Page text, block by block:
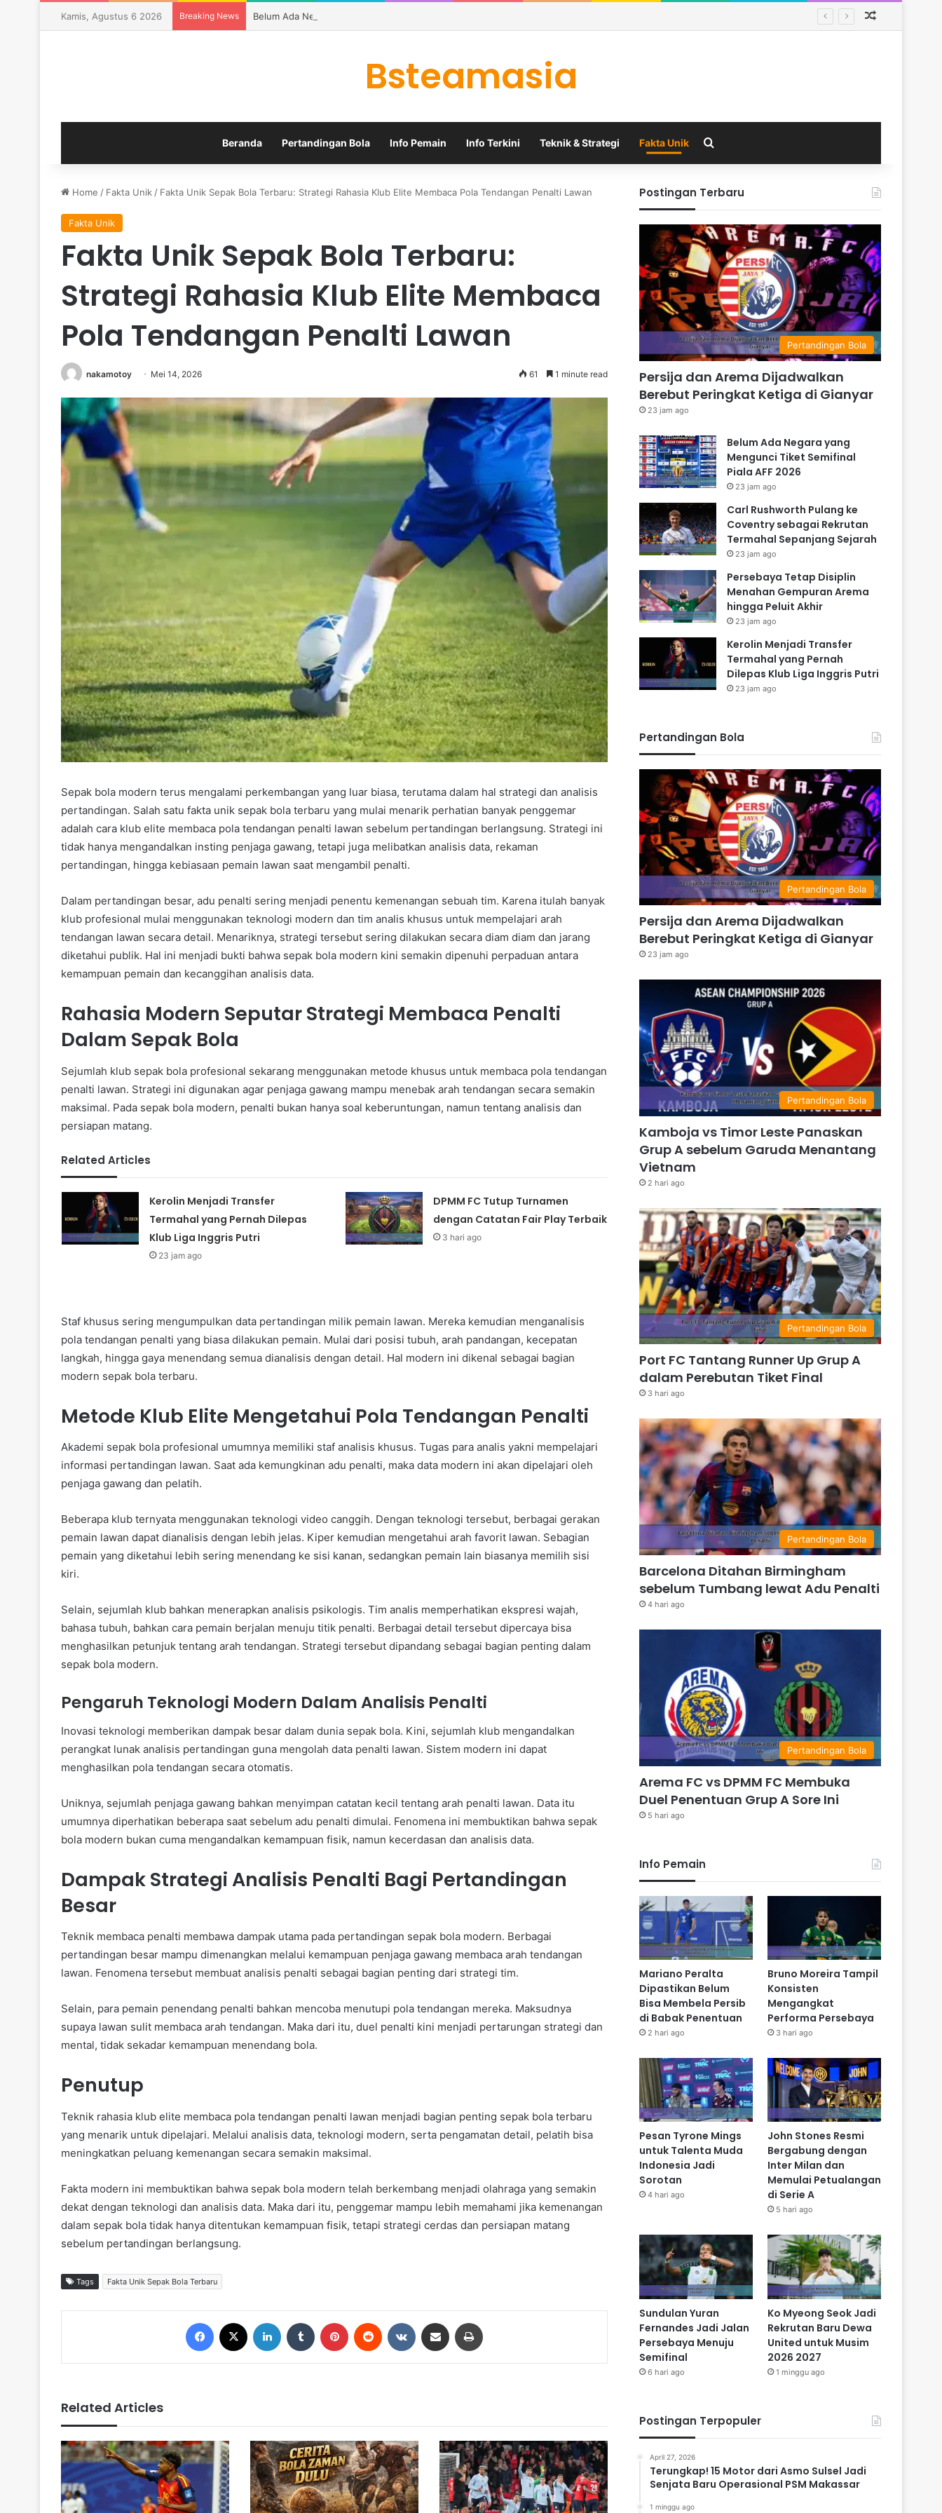
Kamis, Agustus 6 2026 Breaking News Belum Ada Negara yang Mengunci Tiket Semifinal Piala AFF 2026
Bsteamasia
Beranda Pertandingan Bola Info Pemain Info Terkini Teknik & Strategi Fakta Unik
Home / Fakta Unik / Fakta Unik Sepak Bola Terbaru: Strategi Rahasia Klub Elite Membaca Pola Tendangan Penalti Lawan
Fakta Unik
Fakta Unik Sepak Bola Terbaru:
Strategi Rahasia Klub Elite Membaca
Pola Tendangan Penalti Lawan
nakamotoy Mei 14, 2026 61 1 minute read
Sepak bola modern terus mengalami perkembangan yang luar biasa, terutama dalam hal strategi dan analisis
pertandingan. Salah satu fakta unik sepak bola terbaru yang mulai menarik perhatian banyak penggemar
adalah cara klub elite membaca pola tendangan penalti lawan sebelum pertandingan berlangsung. Strategi ini
tidak hanya mengandalkan insting penjaga gawang, tetapi juga melibatkan analisis data, rekaman
pertandingan, hingga kebiasaan pemain lawan saat mengambil penalti.
Dalam pertandingan besar, adu penalti sering menjadi penentu kemenangan sebuah tim. Karena itulah banyak
klub profesional mulai menggunakan teknologi modern dan tim analis khusus untuk mempelajari arah
tendangan lawan secara detail. Menariknya, strategi tersebut sering dilakukan secara diam diam dan jarang
diketahui publik. Hal ini menjadi bukti bahwa sepak bola modern kini semakin dipenuhi perpaduan antara
kemampuan pemain dan kecanggihan analisis data.
Rahasia Modern Seputar Strategi Membaca Penalti
Dalam Sepak Bola
Sejumlah klub sepak bola profesional sekarang menggunakan metode khusus untuk membaca pola tendangan
penalti lawan. Strategi ini digunakan agar penjaga gawang mampu menebak arah tendangan secara semakin
maksimal. Pada sepak bola modern, penalti bukan hanya soal keberuntungan, namun tentang analisis dan
persiapan matang.
Related Articles
Kerolin Menjadi Transfer
Termahal yang Pernah Dilepas
Klub Liga Inggris Putri
23 jam ago
DPMM FC Tutup Turnamen
dengan Catatan Fair Play Terbaik
3 hari ago
Staf khusus sering mengumpulkan data pertandingan milik pemain lawan. Mereka kemudian menganalisis
pola tendangan penalti yang biasa dilakukan pemain. Mulai dari posisi tubuh, arah pandangan, kecepatan
langkah, hingga gaya menendang semua dianalisis dengan detail. Hal modern ini dikenal sebagai bagian
modern sepak bola terbaru.
Metode Klub Elite Mengetahui Pola Tendangan Penalti
Akademi sepak bola profesional umumnya memiliki staf analisis khusus. Tugas para analis yakni mempelajari
informasi pertandingan lawan. Saat ada kemungkinan adu penalti, maka data modern ini akan dipelajari oleh
penjaga gawang dan pelatih.
Beberapa klub ternyata menggunakan teknologi video canggih. Dengan teknologi tersebut, berbagai gerakan
pemain lawan dapat dianalisis dengan lebih jelas. Kiper kemudian mengetahui arah favorit lawan. Sebagian
pemain yang diketahui lebih sering menendang ke sisi kanan, sedangkan pemain lain biasanya memilih sisi
kiri.
Selain, sejumlah klub bahkan menerapkan analisis psikologis. Tim analis memperhatikan ekspresi wajah,
bahasa tubuh, bahkan cara pemain berjalan menuju titik penalti. Berbagai detail tersebut dipercaya bisa
menghasilkan petunjuk tentang arah tendangan. Strategi tersebut dipandang sebagai bagian penting dalam
sepak bola modern.
Pengaruh Teknologi Modern Dalam Analisis Penalti
Inovasi teknologi memberikan dampak besar dalam dunia sepak bola. Kini, sejumlah klub mengandalkan
perangkat lunak analisis pertandingan guna mengolah data penalti lawan. Sistem modern ini dapat
menghasilkan pola tendangan secara otomatis.
Uniknya, sejumlah penjaga gawang bahkan menyimpan catatan kecil tentang arah penalti lawan. Data itu
umumnya diperhatikan beberapa saat sebelum adu penalti dimulai. Fenomena ini membuktikan bahwa sepak
bola modern bukan cuma mengandalkan kemampuan fisik, namun kecerdasan dan analisis data.
Dampak Strategi Analisis Penalti Bagi Pertandingan
Besar
Teknik membaca penalti membawa dampak utama pada pertandingan sepak bola modern. Berbagai
pertandingan besar mampu dimenangkan melalui kemampuan penjaga gawang membaca arah tendangan
lawan. Fenomena tersebut membuat analisis penalti sebagai bagian penting dari strategi tim.
Selain, para pemain penendang penalti bahkan mencoba menutupi pola tendangan mereka. Maksudnya
supaya lawan sulit membaca arah tendangan. Maka dari itu, duel penalti kini menjadi pertarungan strategi dan
mental, tidak sekadar kemampuan menendang bola.
Penutup
Teknik rahasia klub elite membaca pola tendangan penalti lawan menjadi bagian penting sepak bola terbaru
yang menarik untuk dipelajari. Melalui analisis data, teknologi modern, serta pengamatan detail, pelatih bisa
meningkatkan peluang kemenangan secara semakin maksimal.
Fakta modern ini membuktikan bahwa sepak bola modern telah berkembang menjadi olahraga yang semakin
dekat dengan teknologi dan analisis data. Maka dari itu, penggemar mampu lebih memahami jika kemenangan
dalam sepak bola tidak hanya ditentukan kemampuan fisik, tetapi strategi cerdas dan persiapan matang
sebelum pertandingan berlangsung.
Tags Fakta Unik Sepak Bola Terbaru
Related Articles
Postingan Terbaru
Pertandingan Bola
Persija dan Arema Dijadwalkan
Berebut Peringkat Ketiga di Gianyar
23 jam ago
Belum Ada Negara yang
Mengunci Tiket Semifinal
Piala AFF 2026
23 jam ago
Carl Rushworth Pulang ke
Coventry sebagai Rekrutan
Termahal Sepanjang Sejarah
23 jam ago
Persebaya Tetap Disiplin
Menahan Gempuran Arema
hingga Peluit Akhir
23 jam ago
Kerolin Menjadi Transfer
Termahal yang Pernah
Dilepas Klub Liga Inggris Putri
23 jam ago
Pertandingan Bola
Pertandingan Bola
Persija dan Arema Dijadwalkan
Berebut Peringkat Ketiga di Gianyar
23 jam ago
Pertandingan Bola
Kamboja vs Timor Leste Panaskan
Grup A sebelum Garuda Menantang
Vietnam
2 hari ago
Pertandingan Bola
Port FC Tantang Runner Up Grup A
dalam Perebutan Tiket Final
3 hari ago
Pertandingan Bola
Barcelona Ditahan Birmingham
sebelum Tumbang lewat Adu Penalti
4 hari ago
Pertandingan Bola
Arema FC vs DPMM FC Membuka
Duel Penentuan Grup A Sore Ini
5 hari ago
Info Pemain
Mariano Peralta
Dipastikan Belum
Bisa Membela Persib
di Babak Penentuan
2 hari ago
Bruno Moreira Tampil
Konsisten
Mengangkat
Performa Persebaya
3 hari ago
Pesan Tyrone Mings
untuk Talenta Muda
Indonesia Jadi
Sorotan
4 hari ago
John Stones Resmi
Bergabung dengan
Inter Milan dan
Memulai Petualangan
di Serie A
5 hari ago
Sundulan Yuran
Fernandes Jadi Jalan
Persebaya Menuju
Semifinal
6 hari ago
Ko Myeong Seok Jadi
Rekrutan Baru Dewa
United untuk Musim
2026 2027
1 minggu ago
Postingan Terpopuler
April 27, 2026
Terungkap! 15 Motor dari Asmo Sulsel Jadi
Senjata Baru Operasional PSM Makassar
1 minggu ago